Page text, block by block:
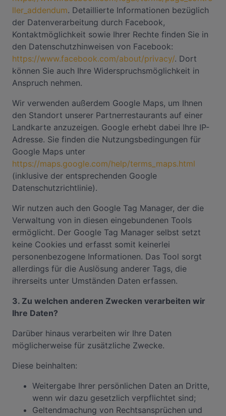
ller_addendum. Detaillierte Informationen bezüglich
der Datenverarbeitung durch Facebook,
Kontaktmöglichkeit sowie Ihrer Rechte finden Sie in
den Datenschutzhinweisen von Facebook:
https://www.facebook.com/about/privacy/. Dort
können Sie auch Ihre Widerspruchsmöglichkeit in
Anspruch nehmen.
Wir verwenden außerdem Google Maps, um Ihnen
den Standort unserer Partnerrestaurants auf einer
Landkarte anzuzeigen. Google erhebt dabei Ihre IP-
Adresse. Sie finden die Nutzungsbedingungen für
Google Maps unter
https://maps.google.com/help/terms_maps.html
(inklusive der entsprechenden Google
Datenschutzrichtlinie).
Wir nutzen auch den Google Tag Manager, der die
Verwaltung von in diesen eingebundenen Tools
ermöglicht. Der Google Tag Manager selbst setzt
keine Cookies und erfasst somit keinerlei
personenbezogene Informationen. Das Tool sorgt
allerdings für die Auslösung anderer Tags, die
ihrerseits unter Umständen Daten erfassen.
3. Zu welchen anderen Zwecken verarbeiten wir
Ihre Daten?
Darüber hinaus verarbeiten wir Ihre Daten
möglicherweise für zusätzliche Zwecke.
Diese beinhalten:
Weitergabe Ihrer persönlichen Daten an Dritte,
wenn wir dazu gesetzlich verpflichtet sind;
Geltendmachung von Rechtsansprüchen und